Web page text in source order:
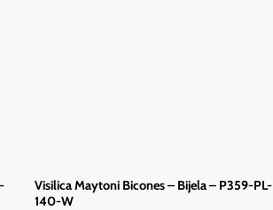
Visilica Maytoni Bicones – Bijela – P359-PL-
140-W